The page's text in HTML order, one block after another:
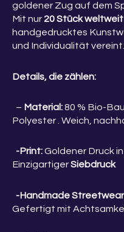
goldener Zug auf dem
Mit nur 20 Stück weltweit
handgedrucktes
und Individualität vereint.
Details, die zählen:
– Material:80 % Bio-
Polyester . Weich,
-Print:Goldener Druck
EinzigartigerSiebdruck
-Handmade
Gefertigt mit